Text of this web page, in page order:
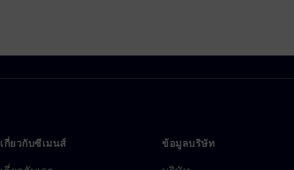
เกี่ยวกับซีเมนส์ ข้อมูลบริษัท